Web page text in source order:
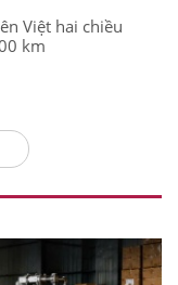
Việt hai chiều
km